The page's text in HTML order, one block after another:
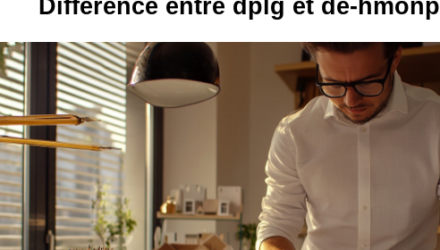
Différence entre dplg et de-hmonp